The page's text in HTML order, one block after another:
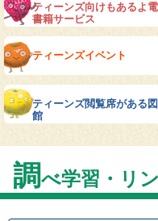
調べ学習・リ
ティーンズ向けもあるよ電子
書籍サービス
ティーンズイベント
ティーンズ閲覧席がある図書
館